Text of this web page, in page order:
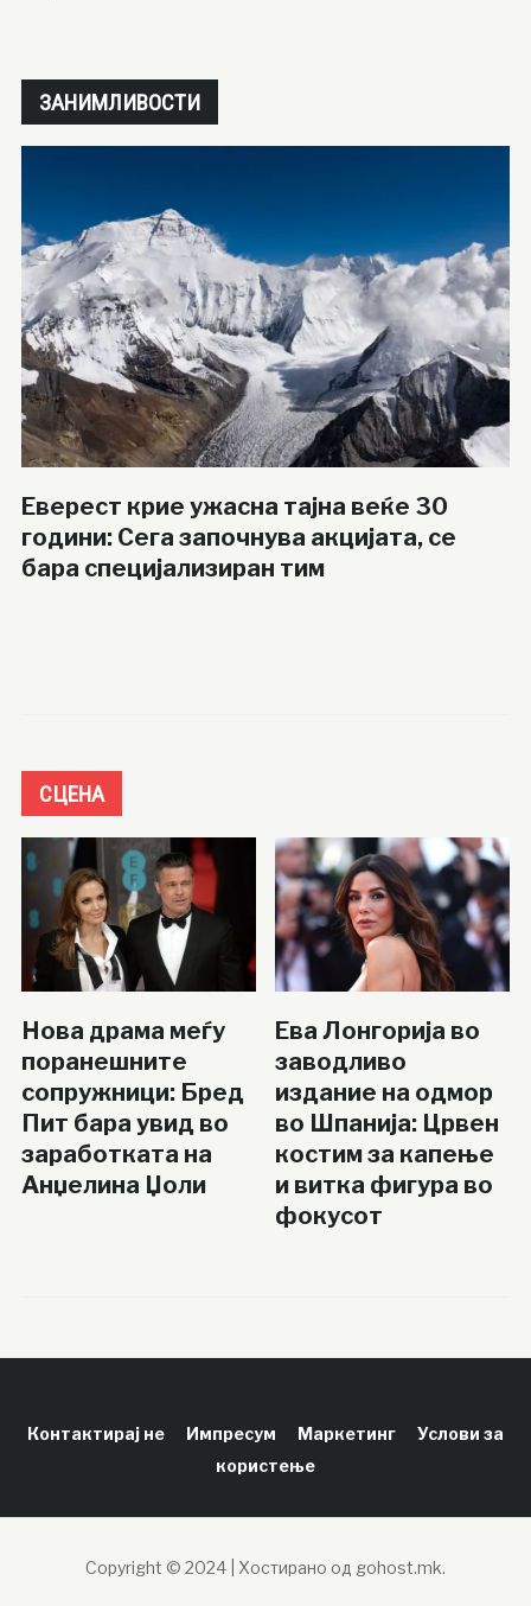
ЗАНИМЛИВОСТИ
Еверест крие ужасна тајна веќе 30
години: Сега започнува акцијата, се
бара специјализиран тим
СЦЕНА
Нова драма меѓу
поранешните
сопружници: Бред
Пит бара увид во
заработката на
Анџелина Џоли
Ева Лонгорија во
заводливо
издание на одмор
во Шпанија: Црвен
костим за капење
и витка фигура во
фокусот
Контактирај не Импресум Маркетинг
Услови за
користење
Copyright © 2024 | Хостирано од gohost.mk.